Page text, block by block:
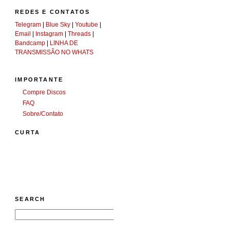
REDES E CONTATOS
Telegram | Blue Sky |Youtube |
Email | Instagram |Threads |
Bandcamp | LINHA DE
TRANSMISSÃO NO WHATS
IMPORTANTE
Compre Discos
FAQ
Sobre/Contato
CURTA
SEARCH